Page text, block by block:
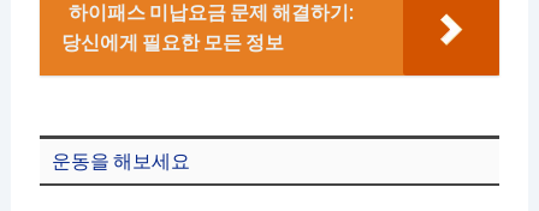
하이패스 미납요금 문제 해결하기:
당신에게 필요한 모든 정보
운동을 해보세요